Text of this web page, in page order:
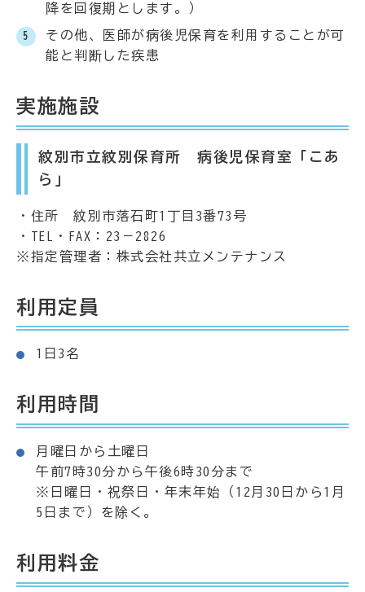
降を回復期とします。）
その他、医師が病後児保育を利用することが可
能と判断した疾患
実施施設
紋別市立紋別保育所 病後児保育室「こあ
ら」
・住所 紋別市落石町1丁目3番73号
・TEL・FAX：23－2826
※指定管理者：株式会社共立メンテナンス
利用定員
1日3名
利用時間
月曜日から土曜日
午前7時30分から午後6時30分まで
※日曜日・祝祭日・年末年始（12月30日から1月
5日まで）を除く。
利用料金